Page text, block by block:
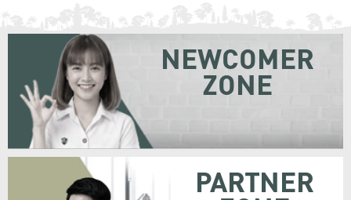
NEWCOMER
ZONE
PARTNER